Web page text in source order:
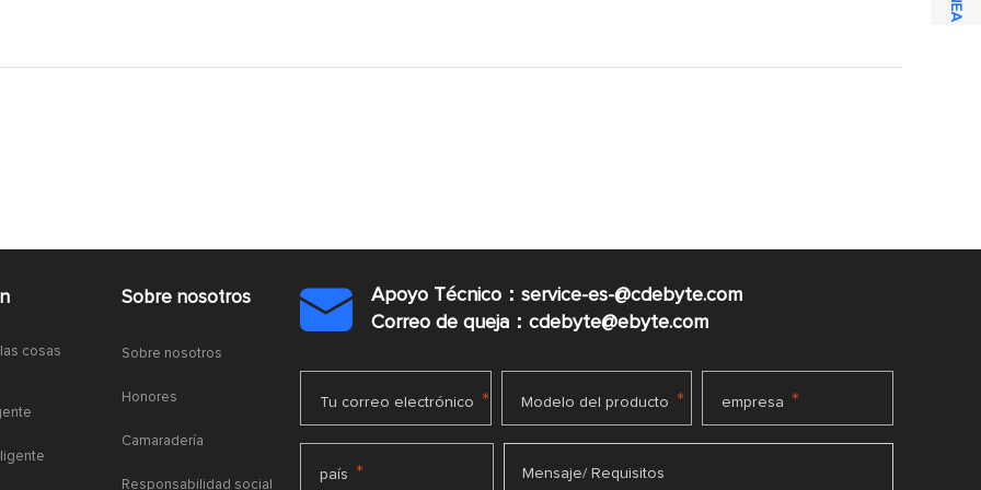
cosas
Sobre nosotros
Sobre nosotros
Honores
Camaradería
Responsabilidad social

Apoyo Técnico：service-es-@cdebyte.com
Correo de queja：cdebyte@ebyte.com
Tu correo electrónico * Modelo del producto * empresa *
país * Mensaje/ Requisitos